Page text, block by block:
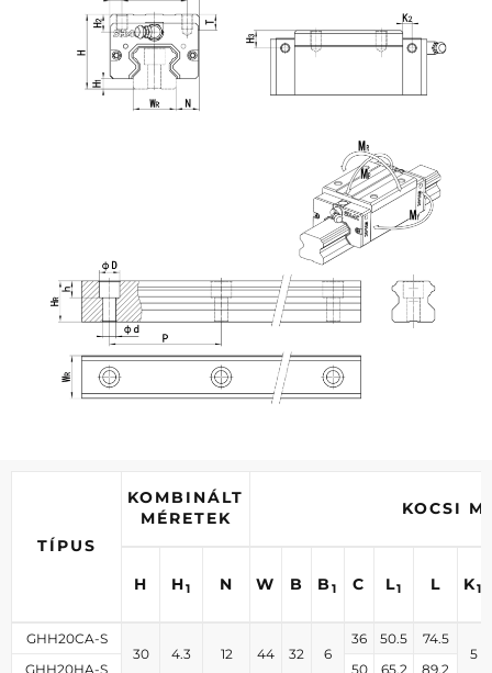
TÍPUS
KOMBINÁLT
MÉRETEK
KOCSI
H H1 N W B B 1 C L1 L K1
GHH20CA-S
30
4.3 12 44 32 6
36 50.5
74.5
5
GHH20HA-S
50 65.2
89.2